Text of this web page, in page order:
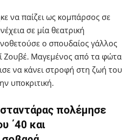
να παίζει ως κομπάρσος σε
σε μία θεατρική
ο σπουδαίος γάλλος
Ζουβέ. Μαγεμένος από τα φώτα
να κάνει στροφή στη ζωή του
υποκριτική.
πολέμησε
΄40 και